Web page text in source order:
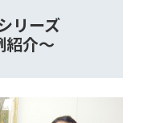
リーズ
紹介～